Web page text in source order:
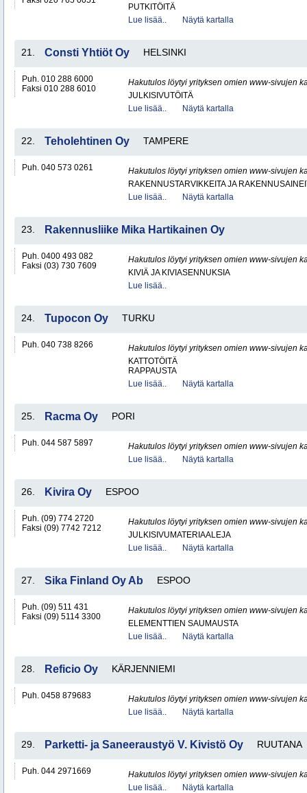
PUTKITÖITÄ
Lue lisää..
Näytä kartalla
21. Consti Yhtiöt Oy HELSINKI
Puh. 010 288 6000
Faksi 010 288 6010
Hakutulos löytyi yrityksen omien www-sivujen
JULKISIVUTÖITÄ
Lue lisää..
Näytä kartalla
22. Teholehtinen Oy TAMPERE
Puh. 040 573 0261
Hakutulos löytyi yrityksen omien www-sivujen
RAKENNUSTARVIKKEITA JA
Lue lisää..
Näytä kartalla
23. Rakennusliike Mika Hartikainen Oy
Puh. 0400 493 082
Faksi (03) 730 7609
Hakutulos löytyi yrityksen omien www-sivujen
KIVIÄ JA KIVIASENNUKSIA
Lue lisää..
24. Tupocon Oy TURKU
Puh. 040 738 8266
Hakutulos löytyi yrityksen omien www-sivujen
KATTOTÖITÄ
RAPPAUSTA
Lue lisää..
Näytä kartalla
25. Racma Oy PORI
Puh. 044 587 5897
Hakutulos löytyi yrityksen omien www-sivujen
Lue lisää..
Näytä kartalla
26. Kivira Oy ESPOO
Puh. (09) 774 2720
Faksi (09) 7742 7212
Hakutulos löytyi yrityksen omien www-sivujen
JULKISIVUMATERIAALEJA
Lue lisää..
Näytä kartalla
27. Sika Finland Oy Ab ESPOO
Puh. (09) 511 431
Faksi (09) 5114 3300
Hakutulos löytyi yrityksen omien www-sivujen
ELEMENTTIEN SAUMAUSTA
Lue lisää..
Näytä kartalla
28. Reficio Oy KÄRJENNIEMI
Puh. 0458 879683
Hakutulos löytyi yrityksen omien www-sivujen
Lue lisää..
Näytä kartalla
29. Parketti- ja Saneeraustyö V. Kivistö Oy RUUTANA
Puh. 044 2971669
Hakutulos löytyi yrityksen omien www-sivujen
Lue lisää..
Näytä kartalla